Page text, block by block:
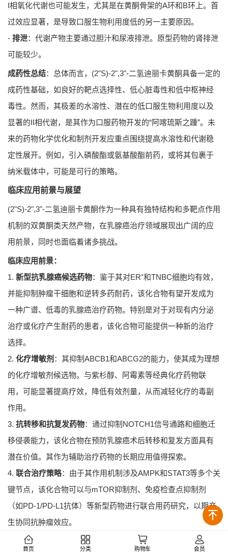
I相氧化代谢也可能发生，尤其是在黄酮骨架的A环和B环上。首
过效应显著，是导致口服生物利用度低的另一主要原因。
- 排泄：代谢产物主要通过胆汁和尿液排泄。原型药物的肾排泄
可能较少。
成药性总结：总体而言，(2"S)-2",3"-二氢迪丽卡黄酮具备一定的
成药性基础，如良好的靶点选择性、低心脏毒性和低中枢神经
毒性。然而，其极差的水溶性、潜在的低口服生物利用度以及
显著的II相代谢，是其作为口服药物开发的“阿喀琉斯之踵”。未
来的药物化学优化和制剂开发应重点围绕提高水溶性和代谢稳
定性展开。例如，引入磷酸酯或氨基酸酯前药，或将其包裹于
纳米载体中，可能是可行的策略。
临床应用前景与展望
(2"S)-2",3"-二氢迪丽卡黄酮作为一种具有独特结构和多靶点作用
机制的双黄酮类天然产物，在乳腺癌治疗领域展现出广阔的应
用前景，同时也面临着诸多挑战。
临床应用前景：
1. 新型抗乳腺癌候选药物：鉴于其对ER⁺和TNBC细胞均有效，
并能抑制肿瘤干细胞和逆转多药耐药，该化合物有望开发成为
一种广谱、低毒的乳腺癌治疗药物。特别是对于对现有内分泌
治疗或化疗产生耐药的患者，该化合物可能提供一种新的治疗
选择。
2. 化疗增敏剂 ：其抑制ABCB1和ABCG2的能力，使其成为理想
的化疗增敏剂候选物。与紫杉醇、阿霉素等经典化疗药物联
用，可能显著提高疗效，降低有效剂量，从而减轻化疗的毒副
作用。
3. 抗转移和抗复发药物：通过抑制NOTCH1信号通路和细胞迁
移侵袭能力，该化合物在预防乳腺癌术后转移和复发方面具有
潜在价值。其作为辅助治疗药物的长期应用值得探索。
4. 联合治疗策略：由于其作用机制涉及AMPK和STAT3等多个关
键节点，该化合物可以与mTOR抑制剂、免疫检查点抑制剂
（如PD-1/PD-L1抗体）等新型药物进行联合用药研究，以期产
生协同抗肿瘤效应。
面临的挑战与未来研究方向：
首页 分类 购物车 会员